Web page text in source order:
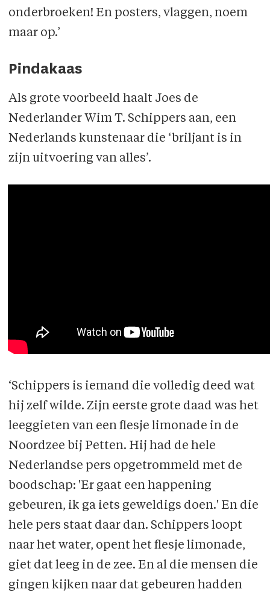
onderbroeken! En posters, vlaggen, noem
maar op.’
Pindakaas
Als grote voorbeeld haalt Joes de
Nederlander Wim T. Schippers aan, een
Nederlands kunstenaar die ‘briljant is in
zijn uitvoering van alles’.
‘Schippers is iemand die volledig deed wat
hij zelf wilde. Zijn eerste grote daad was het
leeggieten van een flesje limonade in de
Noordzee bij Petten. Hij had de hele
Nederlandse pers opgetrommeld met de
boodschap: 'Er gaat een happening
gebeuren, ik ga iets geweldigs doen.' En die
hele pers staat daar dan. Schippers loopt
naar het water, opent het flesje limonade,
giet dat leeg in de zee. En al die mensen die
gingen kijken naar dat gebeuren hadden